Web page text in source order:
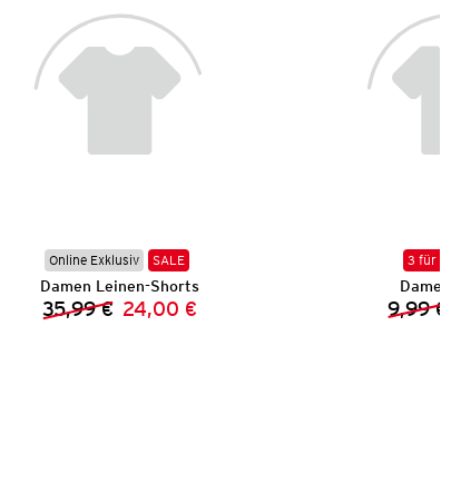
Online Exklusiv SALE
Damen Leinen-Shorts
Vorheriger Preis:
35,99 € Neuer Preis:
24,00 €
3 für 2
9,99 €